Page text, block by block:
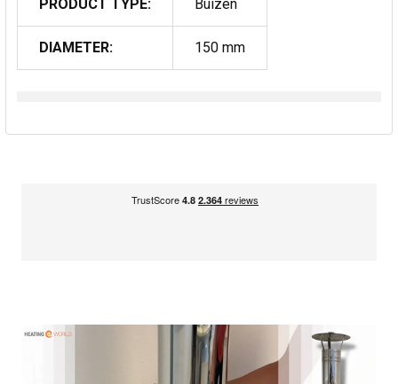
PRODUCT TYPE: Buizen
DIAMETER: 150 mm